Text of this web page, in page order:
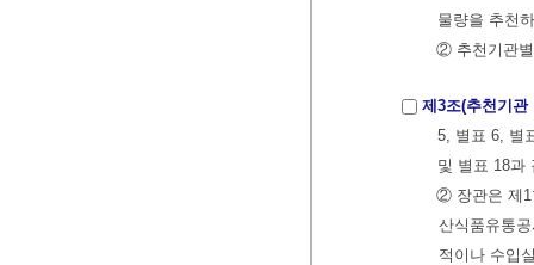
물량을 추천
② 추천기관
제3조(추천기관
5, 별표 6, 별
및 별표 18과
② 장관은 제1
산식품유통
적이나 수입